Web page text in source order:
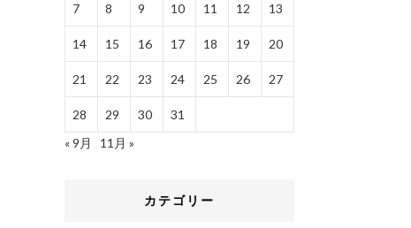
7 8 9 10 11 12 13
14 15 16 17 18 19 20
21 22 23 24 25 26 27
28 29 30
31
« 9月
11月 »
カテゴリー